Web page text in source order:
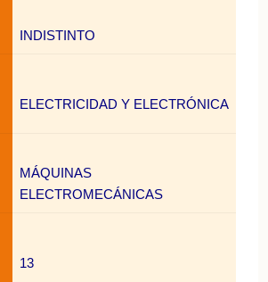
INDISTINTO
ELECTRICIDAD Y ELECTRÓNICA
MÁQUINAS
ELECTROMECÁNICAS
13